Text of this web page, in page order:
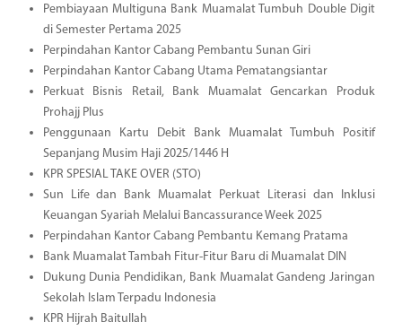
Pembiayaan Multiguna Bank Muamalat Tumbuh Double Digit
di Semester Pertama 2025
Perpindahan Kantor Cabang Pembantu Sunan Giri
Perpindahan Kantor Cabang Utama Pematangsiantar
Perkuat Bisnis Retail, Bank Muamalat Gencarkan Produk
Prohajj Plus
Penggunaan Kartu Debit Bank Muamalat Tumbuh Positif
Sepanjang Musim Haji 2025/1446 H
KPR SPESIAL TAKE OVER (STO)
Sun Life dan Bank Muamalat Perkuat Literasi dan Inklusi
Keuangan Syariah Melalui Bancassurance Week 2025
Perpindahan Kantor Cabang Pembantu Kemang Pratama
Bank Muamalat Tambah Fitur-Fitur Baru di Muamalat DIN
Dukung Dunia Pendidikan, Bank Muamalat Gandeng Jaringan
Sekolah Islam Terpadu Indonesia
KPR Hijrah Baitullah